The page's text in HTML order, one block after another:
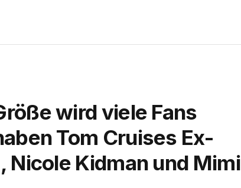
wird viele Fans
Tom Cruises Ex-
Nicole Kidman und Mimi